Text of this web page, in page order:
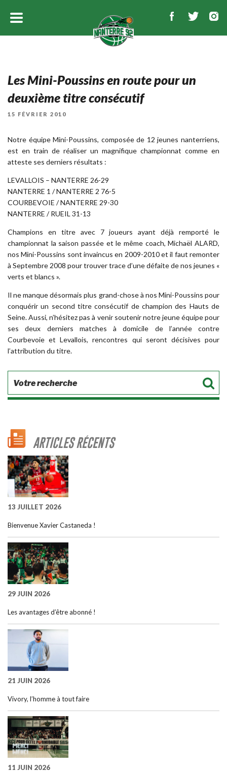
Les Mini-Poussins en route pour un
deuxième titre consécutif
PUBLIÉ
15 FÉVRIER 2010
Notre équipe Mini-Poussins, composée de 12 jeunes nanterriens,
est en train de réaliser un magnifique championnat comme en
atteste ses derniers résultats :
LEVALLOIS – NANTERRE 26-29
NANTERRE 1 / NANTERRE 2 76-5
COURBEVOIE / NANTERRE 29-30
NANTERRE / RUEIL 31-13
Champions en titre avec 7 joueurs ayant déjà remporté le
championnat la saison passée et le même coach, Michaël ALARD,
nos Mini-Poussins sont invaincus en 2009-2010 et il faut remonter
à Septembre 2008 pour trouver trace d’une défaite de nos jeunes «
verts et blancs ».
Il ne manque désormais plus grand-chose à nos Mini-Poussins pour
conquérir un second titre consécutif de champion des Hauts de
Seine. Aussi, n’hésitez pas à venir soutenir notre jeune équipe pour
ses deux derniers matches à domicile de l’année contre
Courbevoie et Levallois, rencontres qui seront décisives pour
l’attribution du titre.
ARTICLES RÉCENTS
13 JUILLET 2026
Bienvenue Xavier Castaneda !
29 JUIN 2026
Les avantages d’être abonné !
21 JUIN 2026
Vivory, l’homme à tout faire
11 JUIN 2026